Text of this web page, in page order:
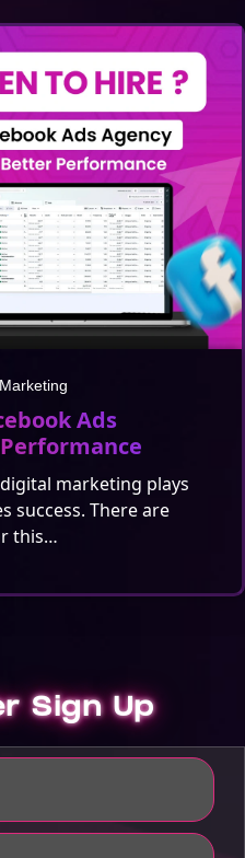
Ads
marketing plays
success. There are
this…
Sign Up